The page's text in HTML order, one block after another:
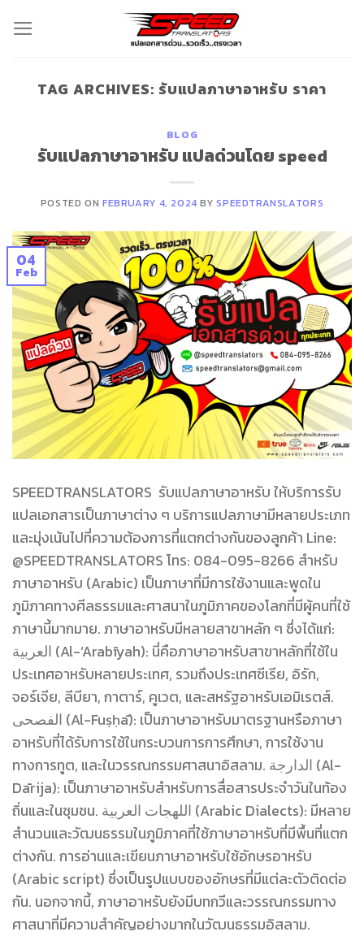
TAG ARCHIVES: รับแปลภาษาอาหรับ ราคา
BLOG
รับแปลภาษาอาหรับ แปลด่วนโดย speed
POSTED ON FEBRUARY 4, 2024 BYSPEEDTRANSLATORS
04
Feb
SPEEDTRANSLATORS รับแปลภาษาอาหรับ ให้บริการรับ
แปลเอกสารเป็นภาษาต่าง ๆ บริการแปลภาษามีหลายประเภท
และมุ่งเน้นไปที่ความต้องการที่แตกต่างกันของลูกค้า Line:
@SPEEDTRANSLATORS โทร: 084-095-8266 สำหรับ
ภาษาอาหรับ (Arabic) เป็นภาษาที่มีการใช้งานและพูดใน
ภูมิภาคทางศีลธรรมและศาสนาในภูมิภาคของโลกที่มีผู้คนที่ใช้
ภาษานี้มากมาย. ภาษาอาหรับมีหลายสาขาหลัก ๆ ซึ่งได้แก่:
العربية (Al-‘Arabīyah): นี่คือภาษาอาหรับสาขาหลักที่ใช้ใน
ประเทศอาหรับหลายประเทศ, รวมถึงประเทศซีเรีย, อิรัก,
จอร์เจีย, ลีบียา, กาตาร์, คูเวต, และสหรัฐอาหรับเอมิเรตส์.
الفصحى (Al-Fuṣḥā): เป็นภาษาอาหรับมาตรฐานหรือภาษา
อาหรับที่ได้รับการใช้ในกระบวนการการศึกษา, การใช้งาน
ทางการทูต, และในวรรณกรรมศาสนาอิสลาม. الدارجة (Al-
Dārija): เป็นภาษาอาหรับสำหรับการสื่อสารประจำวันในท้อง
ถิ่นและในชุมชน. اللهجات العربية (Arabic Dialects): มีหลาย
สำนวนและวัฒนธรรมในภูมิภาคที่ใช้ภาษาอาหรับที่มีพื้นที่แตก
ต่างกัน. การอ่านและเขียนภาษาอาหรับใช้อักษรอาหรับ
(Arabic script) ซึ่งเป็นรูปแบบของอักษรที่มีแต่ละตัวติดต่อ
กัน. นอกจากนี้, ภาษาอาหรับยังมีบทกวีและวรรณกรรมทาง
ศาสนาที่มีความสำคัญอย่างมากในวัฒนธรรมอิสลาม.